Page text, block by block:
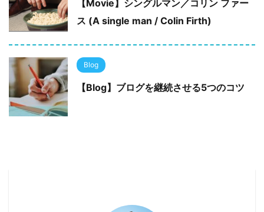
【Movie】シングルマン／コリン ファー
ス (A single man / Colin Firth)
Blog
【Blog】ブログを継続させる5つのコツ